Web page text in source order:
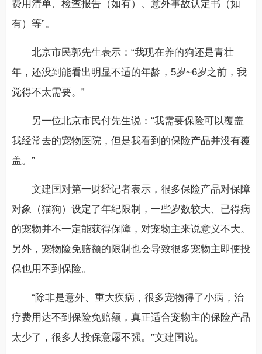
费用清单、检查报告（如有）、意外事故认定书（如
有）等”。
北京市民郭先生表示：“我现在养的狗还是青壮
年，还没到能看出明显不适的年龄，5岁~6岁之前，我
觉得不太需要。”
另一位北京市民付先生说：“我需要保险可以覆盖
我经常去的宠物医院，但是我看到的保险产品并没有覆
盖。”
文建国对第一财经记者表示，很多保险产品对保障
对象（猫狗）设定了年纪限制，一些岁数较大、已得病
的宠物并不一定能获得保障，对宠物主来说意义不大。
另外，宠物险免赔额的限制也会导致很多宠物主即便投
保也用不到保险。
“除非是意外、重大疾病，很多宠物得了小病，治
疗费用达不到保险免赔额，真正适合宠物主的保险产品
太少了，很多人投保意愿不强。”文建国说。